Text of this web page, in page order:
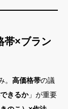
帯×ブラン
。 高価格帯の議
きるか」が重要